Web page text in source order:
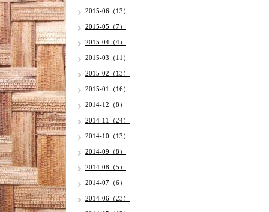
2015-06（13）
2015-05（7）
2015-04（4）
2015-03（11）
2015-02（13）
2015-01（16）
2014-12（8）
2014-11（24）
2014-10（13）
2014-09（8）
2014-08（5）
2014-07（6）
2014-06（23）